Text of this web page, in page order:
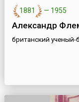
1881 — 1955
Александр
британский ученый-